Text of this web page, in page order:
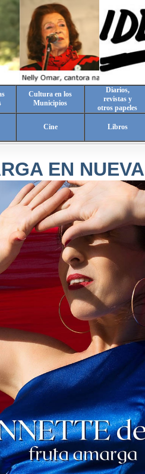
Cultura en los
Municipios
Diarios,
revistas y
otros papeles
Cine Libros
EN